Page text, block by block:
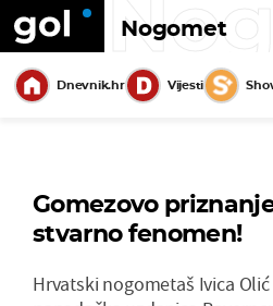
Nogomet
Dnevnik.hr Vijesti
Gomezovo
stvarno fenomen!
Hrvatski nogometaš Ivica